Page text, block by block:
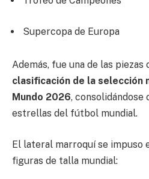
Supercopa de Europa
Además, fue una de las piezas
clasificación de la selección
Mundo 2026, consolidándose
estrellas del fútbol mundial.
El lateral marroquí se impuso
figuras de talla mundial: